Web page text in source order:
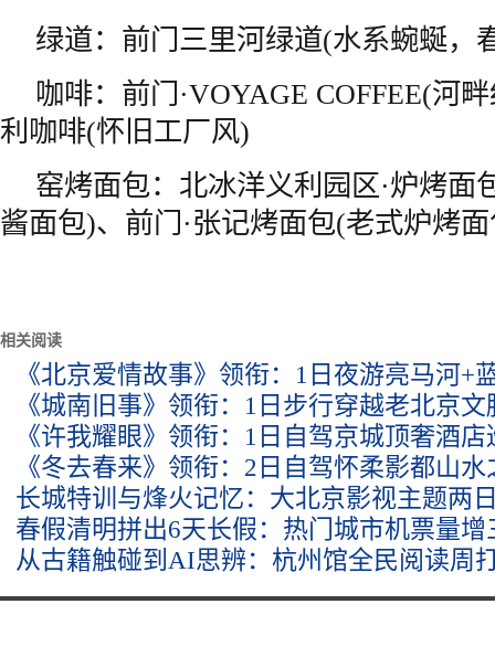
绿道：前门三里河绿道(水系蜿蜒，
咖啡：前门·VOYAGE COFFEE(河
利咖啡(怀旧工厂风)
窑烤面包：北冰洋义利园区·炉烤面
酱面包)、前门·张记烤面包(老式炉烤
相关阅读
《北京爱情故事》领衔：1日夜游亮马河+
《城南旧事》领衔：1日步行穿越老北京文
《许我耀眼》领衔：1日自驾京城顶奢酒店
《冬去春来》领衔：2日自驾怀柔影都山水
长城特训与烽火记忆：大北京影视主题两
春假清明拼出6天长假：热门城市机票量
从古籍触碰到AI思辨：杭州馆全民阅读周